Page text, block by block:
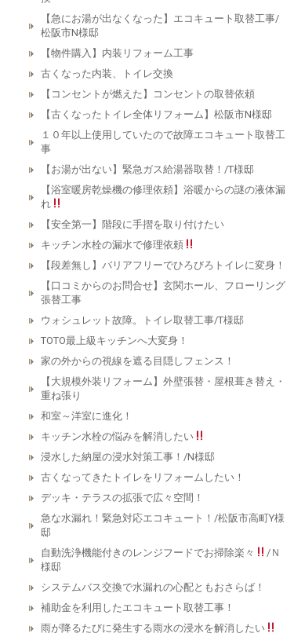
【急にお湯が出なくなった】エコキュート取替工事/
松阪市N様邸
【物件購入】内装リフォーム工事
古くなった内装、トイレ交換
【コンセントが燃えた】コンセントの取替依頼
【古くなったトイレ全体リフォーム】松阪市N様邸
１０年以上使用していたので故障エコキュート取替工
事
【お湯が出ない】緊急ガス給湯器取替！/T様邸
【浴室暖房乾燥機の修理依頼】浴暖からの謎の液体漏
れ
【安全第一】階段に手摺を取り付けたい
キッチン水栓の漏水で修理依頼
【段差無し】バリアフリーでひろびろトイレに変身！
【口コミからのお問合せ】玄関ホール、フローリング
張替工事
ウォシュレット故障。トイレ取替工事/T様邸
TOTO最上級キッチンへ大変身！
家の外からの視線を遮る目隠しフェンス！
【大規模外装リフォーム】外壁張替・屋根葺き替え・
重ね張り
和室～洋室に進化！
キッチン水栓の悩みを解消したい
浸水した納屋の浸水対策工事！/N様邸
古くなってきたトイレをリフォームしたい！
デッキ・テラスの拡張で広々空間！
急な水漏れ！緊急対応エコキュート！/松阪市高町Y様
邸
自動洗浄機能付きのレンジフードでお掃除楽々
/Ｎ
様邸
システムバス交換で水漏れの心配ともおさらば！
補助金を利用したエコキュート取替工事！
雨が降るたびに発生する雨水の浸水を解消したい